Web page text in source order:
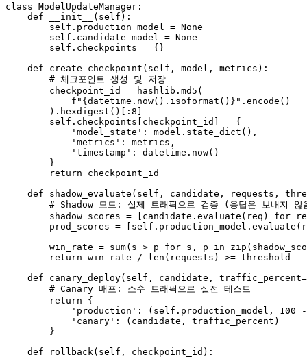
class ModelUpdateManager :
def
__init__ ( self ):
self .production_model = None
self .candidate_model = None
self .checkpoints = {}
def
create_checkpoint ( self, model, metrics ):
# 체크포인트 생성 및 저장
        checkpoint_id = hashlib.md5(
f" {datetime.now().isoformat()} " .encode()
        ).hexdigest()[:
8
self .checkpoints[checkpoint_id] = {
'model_state' : model.state_dict(),
'metrics' : metrics,
'timestamp' : datetime.now()
        }
return checkpoint_id
def
shadow_evaluate ( self, candidate, requests,
# Shadow 모드: 실제 트래픽으로 검증 (응답은 보내지 않
        shadow_scores = [candidate.evaluate(req)
for
        prod_scores = [
self
        win_rate =
sum(s > p for s, p in zip
return win_rate / len (requests) >= threshold
def
canary_deploy( self, candidate, traffic_percent=
# Canary 배포: 소수 트래픽으로 실전 테스트
return {
'production' : ( self .production_model, 100
'canary' : (candidate, traffic_percent)
        }
def
rollback ( self, checkpoint_id ):